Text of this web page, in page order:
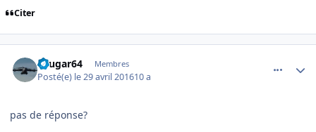
Citer
cougar64 Membres
Posté(e) le 29 avril 201610 a
pas de réponse?